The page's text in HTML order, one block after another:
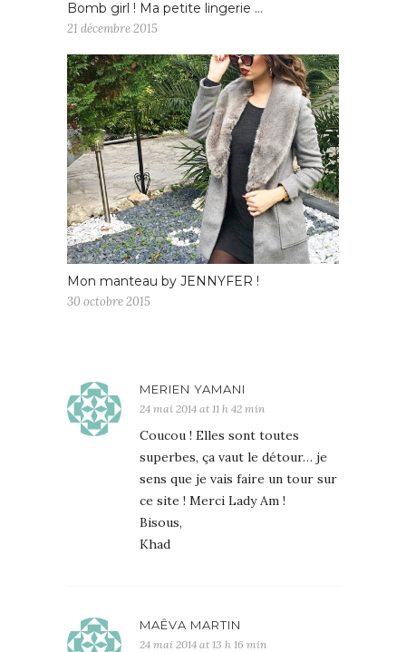
Bomb girl ! Ma petite lingerie …
21 décembre 2015
Mon manteau by JENNYFER !
30 octobre 2015
MERIEN YAMANI
24 mai 2014 at 11 h 42 min
Coucou ! Elles sont toutes
superbes, ça vaut le détour… je
sens que je vais faire un tour sur
ce site ! Merci Lady Am !
Bisous,
Khad
MAÊVA MARTIN
24 mai 2014 at 13 h 16 min